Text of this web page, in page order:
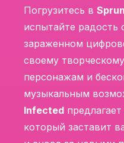
Погрузитесь в
испытайте радость
зараженном
своему
персонажам и
музыкальным
Infected
который заставит